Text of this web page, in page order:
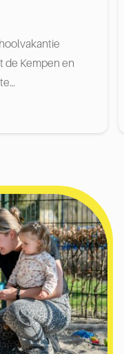
de Kempen en